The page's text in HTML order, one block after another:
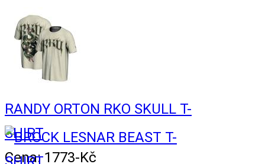
RANDY ORTON RKO SKULL T-
SHIRT
Cena: 1773-Kč